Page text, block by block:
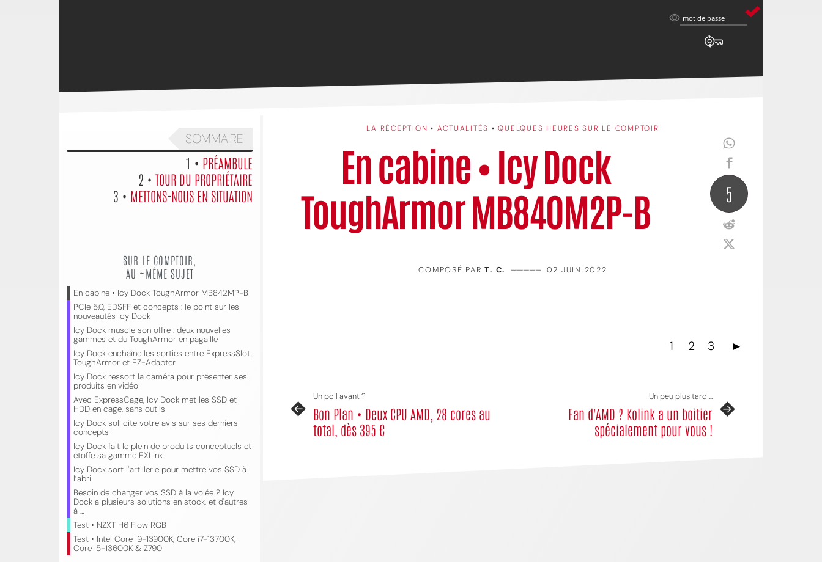
mot
mot de passe
LA RÉCEPTION • ACTUALITÉS •QUELQUES HEURES SUR LE COMPTOIR
En cabine • Icy Dock
ToughArmor MB840M2P-B
5
COMPOSÉ PART. C. ————— 02 JUIN 2022
1 2 3 ►
Un poil avant ?
Bon Plan • Deux CPU AMD, 28 cores au
total, dès 395 €
Un peu plus tard ...
Fan d'AMD ? Kolink a un boitier
spécialement pour vous !
SOMMAIRE
1 • PRÉAMBULE
2 • TOUR DU PROPRIÉTAIRE
3 • METTONS-NOUS EN SITUATION
SUR LE COMPTOIR,
AU ~MÊME SUJET
En cabine • Icy Dock ToughArmor MB842MP-B
PCIe 5.0, EDSFF et concepts : le point sur les
nouveautés Icy Dock
Icy Dock muscle son offre : deux nouvelles
gammes et du ToughArmor en pagaille
Icy Dock enchaîne les sorties entre ExpressSlot,
ToughArmor et EZ-Adapter
Icy Dock ressort la caméra pour présenter ses
produits en vidéo
Avec ExpressCage, Icy Dock met les SSD et
HDD en cage, sans outils
Icy Dock sollicite votre avis sur ses derniers
concepts
Icy Dock fait le plein de produits conceptuels et
étoffe sa gamme EXLink
Icy Dock sort l’artillerie pour mettre vos SSD à
l’abri
Besoin de changer vos SSD à la volée ? Icy
Dock a plusieurs solutions en stock, et d'autres
à ...
Test • NZXT H6 Flow RGB
Test • Intel Core i9-13900K, Core i7-13700K,
Core i5-13600K & Z790